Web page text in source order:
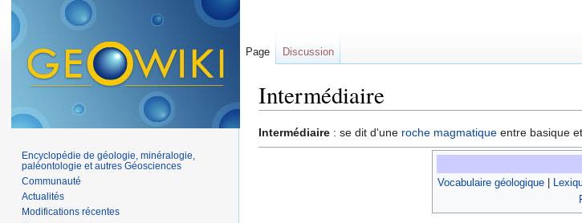
Intermédiaire
Intermédiaire : se dit d'une roche magmatique entre basique et
Vocabulaire géologique
Page Discussion
Encyclopédie de géologie, minéralogie,
paléontologie et autres Géosciences
Communauté
Actualités
Modifications récentes